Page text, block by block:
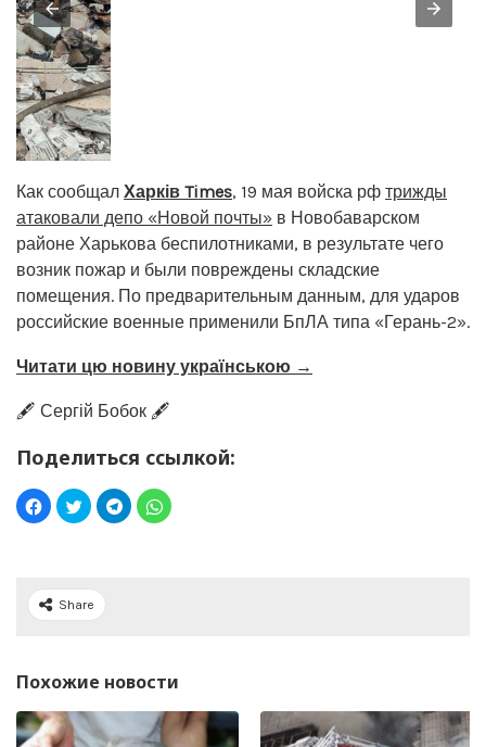
Как сообщал Харків Times, 19 мая войска рф трижды
атаковали депо «Новой почты» в Новобаварском
районе Харькова беспилотниками, в результате чего
возник пожар и были повреждены складские
помещения. По предварительным данным, для ударов
российские военные применили БпЛА типа «Герань-2».
Читати цю новину українською →
🖋️ Сергій Бобок 🖋️
Поделиться ссылкой:
Share
Похожие новости